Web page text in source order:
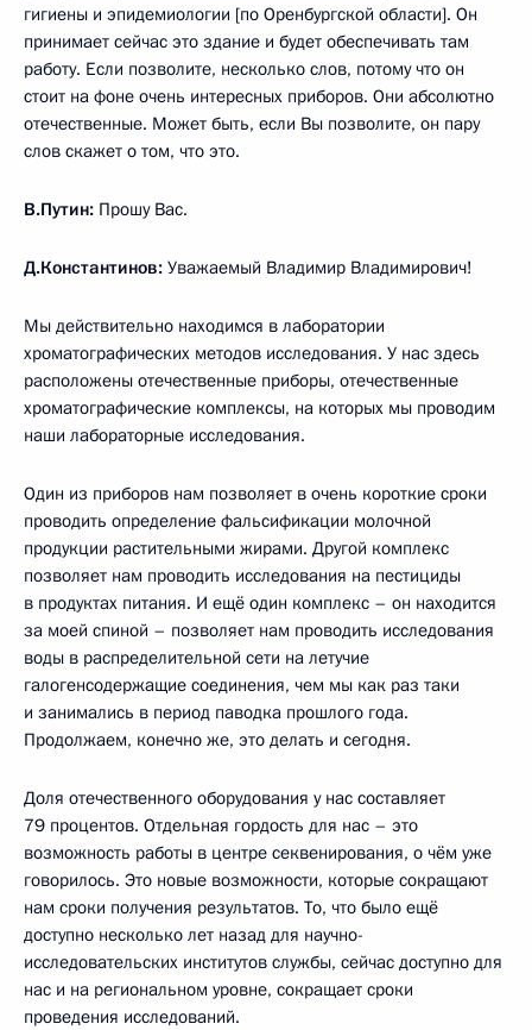
гигиены и эпидемиологии [по Оренбургской области]. Он
принимает сейчас это здание и будет обеспечивать там
работу. Если позволите, несколько слов, потому что он
стоит на фоне очень интересных приборов. Они абсолютно
отечественные. Может быть, если Вы позволите, он пару
слов скажет о том, что это.
В.Путин: Прошу Вас.
Д.Константинов: Уважаемый Владимир Владимирович!
Мы действительно находимся в лаборатории
хроматографических методов исследования. У нас здесь
расположены отечественные приборы, отечественные
хроматографические комплексы, на которых мы проводим
наши лабораторные исследования.
Один из приборов нам позволяет в очень короткие сроки
проводить определение фальсификации молочной
продукции растительными жирами. Другой комплекс
позволяет нам проводить исследования на пестициды
в продуктах питания. И ещё один комплекс – он находится
за моей спиной – позволяет нам проводить исследования
воды в распределительной сети на летучие
галогенсодержащие соединения, чем мы как раз таки
и занимались в период паводка прошлого года.
Продолжаем, конечно же, это делать и сегодня.
Доля отечественного оборудования у нас составляет
79 процентов. Отдельная гордость для нас – это
возможность работы в центре секвенирования, о чём уже
говорилось. Это новые возможности, которые сокращают
нам сроки получения результатов. То, что было ещё
доступно несколько лет назад для научно-
исследовательских институтов службы, сейчас доступно для
нас и на региональном уровне, сокращает сроки
проведения исследований.